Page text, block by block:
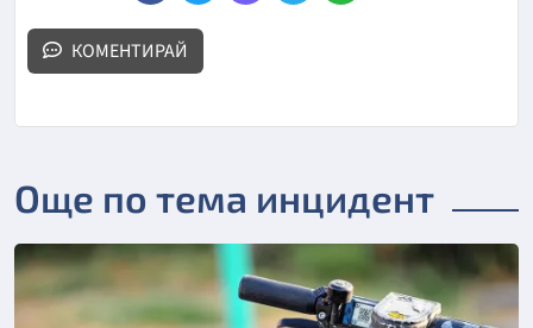
КОМЕНТИРАЙ
Още по тема инцидент